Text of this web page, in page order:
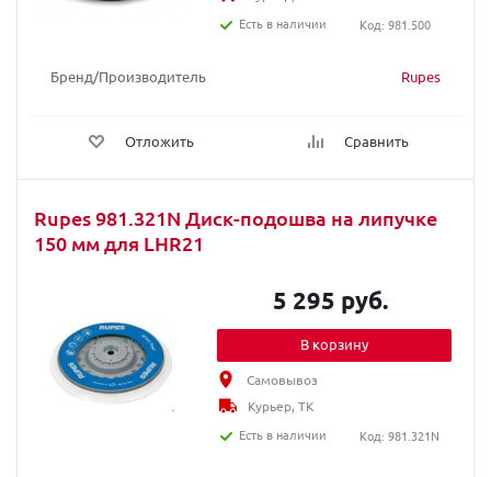
Бренд/Производитель Rupes
Отложить Сравнить
Есть в наличии
Код: 981.500
Rupes 981.321N Диск-подошва на липучке
150 мм для LHR21
5 295 руб.
В корзину
Самовывоз
Курьер, ТК
Есть в наличии
Код: 981.321N